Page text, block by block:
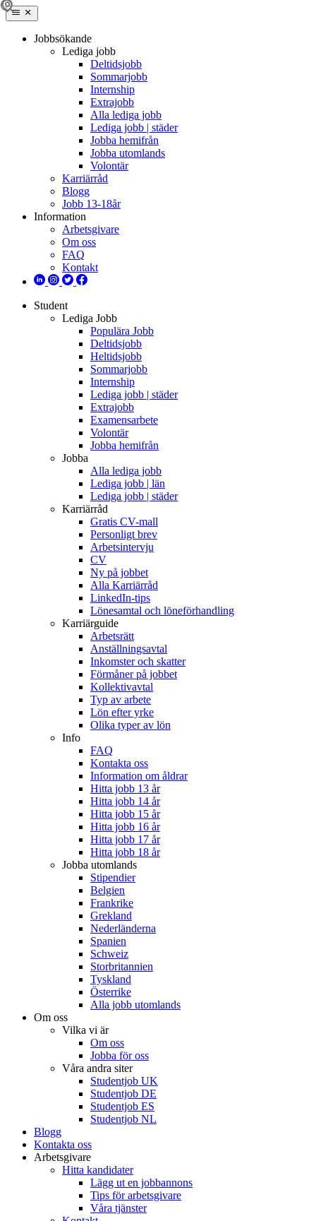
Jobbsökande
Lediga jobb
Deltidsjobb
Sommarjobb
Internship
Extrajobb
Alla lediga jobb
Lediga jobb | städer
Jobba hemifrån
Jobba utomlands
Volontär
Karriärråd
Blogg
Jobb 13-18år
Information
Arbetsgivare
Om oss
FAQ
Kontakt
Student
Lediga Jobb
Populära Jobb
Deltidsjobb
Heltidsjobb
Sommarjobb
Internship
Lediga jobb | städer
Extrajobb
Examensarbete
Volontär
Jobba hemifrån
Jobba
Alla lediga jobb
Lediga jobb | län
Lediga jobb | städer
Karriärråd
Gratis CV-mall
Personligt brev
Arbetsintervju
CV
Ny på jobbet
Alla Karriärråd
LinkedIn-tips
Lönesamtal och löneförhandling
Karriärguide
Arbetsrätt
Anställningsavtal
Inkomster och skatter
Förmåner på jobbet
Kollektivavtal
Typ av arbete
Lön efter yrke
Olika typer av lön
Info
FAQ
Kontakta oss
Information om åldrar
Hitta jobb 13 år
Hitta jobb 14 år
Hitta jobb 15 år
Hitta jobb 16 år
Hitta jobb 17 år
Hitta jobb 18 år
Jobba utomlands
Stipendier
Belgien
Frankrike
Grekland
Nederländerna
Spanien
Schweiz
Storbritannien
Tyskland
Österrike
Alla jobb utomlands
Om oss
Vilka vi är
Om oss
Jobba för oss
Våra andra siter
Studentjob UK
Studentjob DE
Studentjob ES
Studentjob NL
Blogg
Kontakta oss
Arbetsgivare
Hitta kandidater
Lägg ut en jobbannons
Tips för arbetsgivare
Våra tjänster